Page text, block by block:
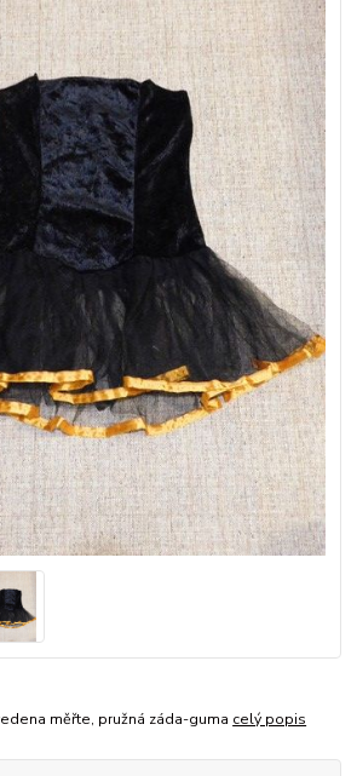
měřte, pružná záda-guma celý popis